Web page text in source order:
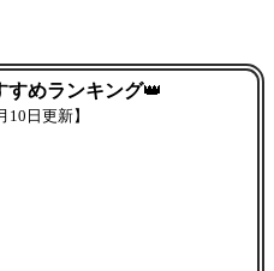
すめランキング👑
10日更新】